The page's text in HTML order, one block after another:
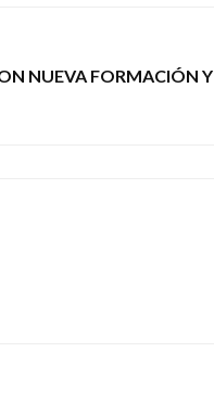
NUEVA FORMACIÓN Y